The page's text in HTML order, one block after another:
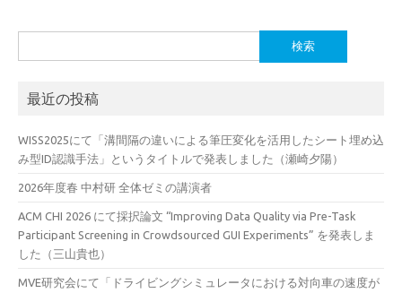
索:
最近の投稿
WISS2025にて「溝間隔の違いによる筆圧変化を活用したシート埋め込
み型ID認識手法」というタイトルで発表しました（瀬崎夕陽）
2026年度春 中村研 全体ゼミの講演者
ACM CHI 2026 にて採択論文 “Improving Data Quality via Pre-Task
Participant Screening in Crowdsourced GUI Experiments” を発表しま
した（三山貴也）
MVE研究会にて「ドライビングシミュレータにおける対向車の速度が